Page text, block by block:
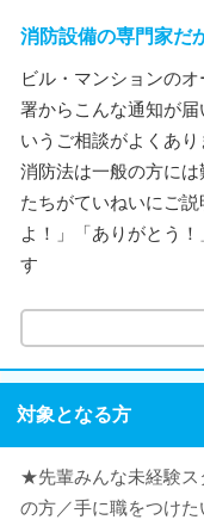
消防設備の専門家だ
ビル・マンションの
署からこんな通知が
いうご相談がよくあり
消防法は一般の方に
たちがていねいにご
よ！」「ありがとう
す
対象となる方
★先輩みんな未経験ス
の方／手に職をつけ